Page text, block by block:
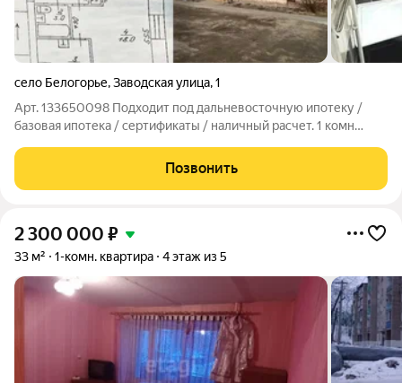
село Белогорье,Заводская улица,1
Арт. 133650098 Подходит под дальневосточную ипотеку /
базовая ипотека / сертификаты / наличный расчет. 1 комн
дешeвле и cделaть вcё "пoд сeбя", не тратя деньги на
демонтаж и переделку чужого!
Позвонить
2 300 000 ₽
33 м² 1-комн. квартира 4 этаж из 5